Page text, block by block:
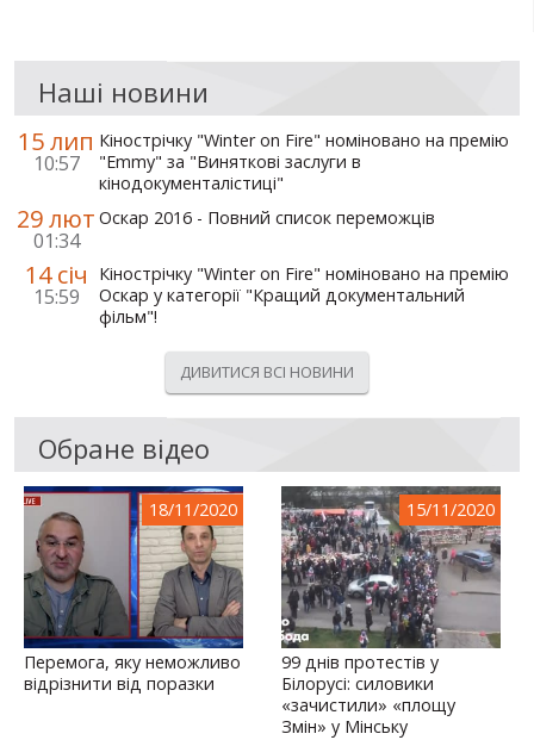
Наші новини
15 лип
10:57
Кінострічку "Winter on Fire" номіновано на премію
"Emmy" за "Виняткові заслуги в
кінодокументалістиці"
29 лют
01:34
Оскар 2016 - Повний список переможців
14 січ
15:59
Кінострічку "Winter on Fire" номіновано на премію
Оскар у категорії "Кращий документальний
фільм"!
ДИВИТИСЯ ВСІ НОВИНИ
Обране відео
18/11/2020
Перемога, яку неможливо
відрізнити від поразки
15/11/2020
99 днів протестів у
Білорусі: силовики
«зачистили» «площу
Змін» у Мінську